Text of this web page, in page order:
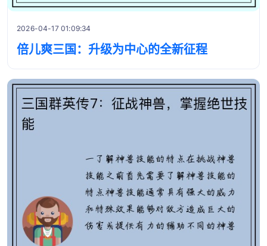
2026-04-17 01:09:34
倍儿爽三国：升级为中心的全新征程